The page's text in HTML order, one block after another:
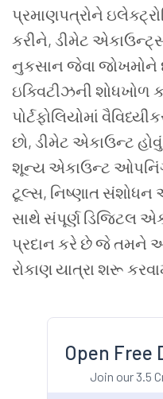
પ્રમાણપત્રોને
કરીને, ડીમેટ
નુકસાન જેવા જોખમોને
ઇક્વિટીઝની શોધખોળ
પોર્ટફોલિયોમાં
છો, ડીમેટ એકાઉન્ટ
શૂન્ય એકાઉન્ટ
ટૂલ્સ, નિષ્ણાત સંશોધન
સાથે સંપૂર્ણ ડિજિટલ
પ્રદાન કરે છે જે તમને
રોકાણ યાત્રા શરૂ
Open Free
Join our 3.5